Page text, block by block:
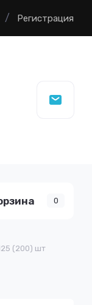
/ Регистрация
0
(200) шт